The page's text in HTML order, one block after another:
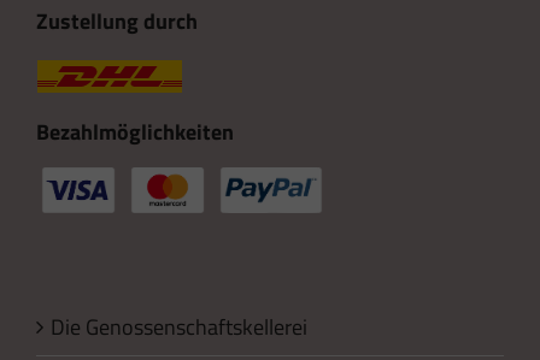
Zustellung durch
Bezahlmöglichkeiten
Die Genossenschaftskellerei